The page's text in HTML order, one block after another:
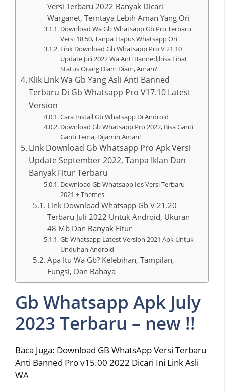
Versi Terbaru 2022 Banyak Dicari
Warganet, Terntaya Lebih Aman Yang Ori
Download Wa Gb Whatsapp Gb Pro Terbaru
Versi 18.50, Tanpa Hapus Whatsapp Ori
Link Download Gb Whatsapp Pro V 21.10
Update Juli 2022 Wa Anti Banned,bisa Lihat
Status Orang Diam Diam, Aman?
Klik Link Wa Gb Yang Asli Anti Banned
Terbaru Di Gb Whatsapp Pro V17.10 Latest
Version
Cara Install Gb Whatsapp Di Android
Download Gb Whatsapp Pro 2022, Bisa Ganti
Ganti Tema, Dijamin Aman!
Link Download Gb Whatsapp Pro Apk Versi
Update September 2022, Tanpa Iklan Dan
Banyak Fitur Terbaru
Download Gb Whatsapp Ios Versi Terbaru
2021 + Themes
Link Download Whatsapp Gb V 21.20
Terbaru Juli 2022 Untuk Android, Ukuran
48 Mb Dan Banyak Fitur
Gb Whatsapp Latest Version 2021 Apk Untuk
Unduhan Android
Apa Itu Wa Gb? Kelebihan, Tampilan,
Fungsi, Dan Bahaya
Gb Whatsapp Apk July
2023 Terbaru – new !!
Baca Juga: Download GB WhatsApp Versi Terbaru
Anti Banned Pro v15.00 2022 Dicari Ini Link Asli
WA